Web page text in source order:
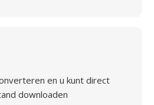
en u kunt direct
downloaden